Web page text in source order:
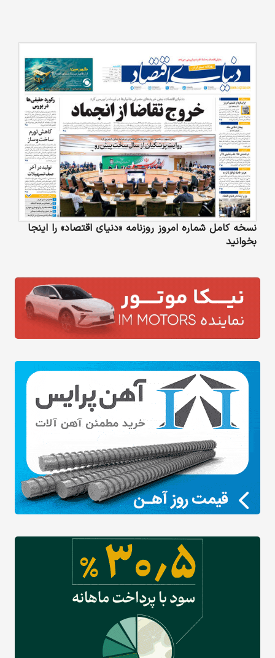
نسخه کامل شماره امروز روزنامه «دنیای‌ اقتصاد» را اینجا
بخوانید